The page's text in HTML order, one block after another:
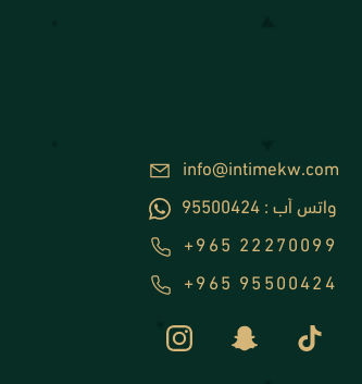
info@intimekw.com
95500424 : واتس أب
+965 22270099
+965 95500424